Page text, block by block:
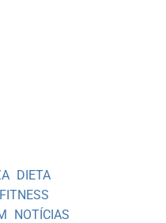
DIETA
FITNESS
NOTÍCIAS